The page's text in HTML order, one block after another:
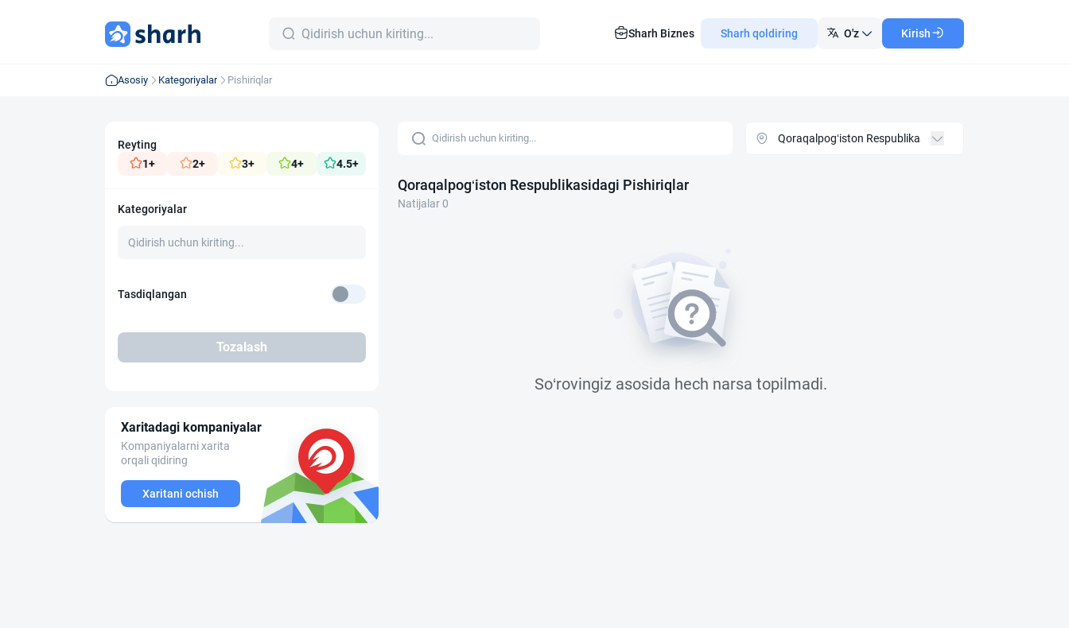
Sharh Biznes Sharh qoldiring O'z Kirish
Asosiy Kategoriyalar Pishiriqlar
Reyting
1+
2+ 3+ 4+ 4.5+
Kategoriyalar
Tasdiqlangan
Tozalash
Xaritadagi kompaniyalar
Kompaniyalarni xarita
orqali qidiring
Xaritani ochish
Qoraqalpog‘iston Respublikasidagi Pishiriqlar
Natijalar 0
So‘rovingiz asosida hech narsa topilmadi.